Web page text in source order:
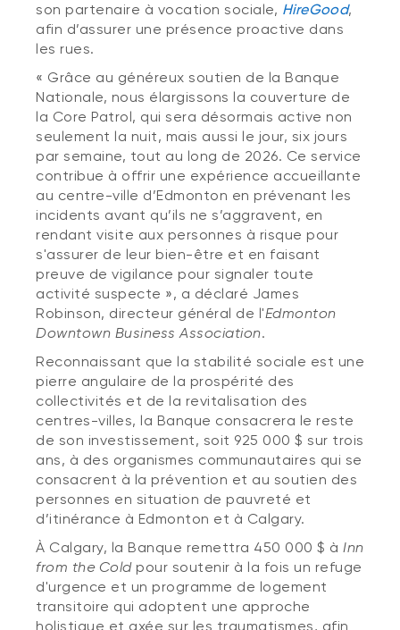
son partenaire à vocation sociale, HireGood,
afin d’assurer une présence proactive dans
les rues.
« Grâce au généreux soutien de la Banque
Nationale, nous élargissons la couverture de
la Core Patrol, qui sera désormais active non
seulement la nuit, mais aussi le jour, six jours
par semaine, tout au long de 2026. Ce service
contribue à offrir une expérience accueillante
au centre-ville d’Edmonton en prévenant les
incidents avant qu’ils ne s’aggravent, en
rendant visite aux personnes à risque pour
s'assurer de leur bien-être et en faisant
preuve de vigilance pour signaler toute
activité suspecte », a déclaré James
Robinson, directeur général de l'Edmonton
Downtown Business Association.
Reconnaissant que la stabilité sociale est une
pierre angulaire de la prospérité des
collectivités et de la revitalisation des
centres-villes, la Banque consacrera le reste
de son investissement, soit 925 000 $ sur trois
ans, à des organismes communautaires qui se
consacrent à la prévention et au soutien des
personnes en situation de pauvreté et
d’itinérance à Edmonton et à Calgary.
À Calgary, la Banque remettra 450 000 $ à Inn
from the Coldpour soutenir à la fois un refuge
d'urgence et un programme de logement
transitoire qui adoptent une approche
holistique et axée sur les traumatismes, afin